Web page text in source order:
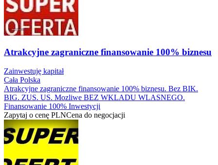
Atrakcyjne zagraniczne finansowanie 100% biznesu
Zainwestuję kapitał
Cała Polska
Atrakcyjne zagraniczne finansowanie 100% biznesu. Bez BIK.
BIG. ZUS. US. Mozliwe BEZ WKLADU WLASNEGO.
Finansowanie 100% Inwestycji
Zapytaj o cenę PLNCena do negocjacji